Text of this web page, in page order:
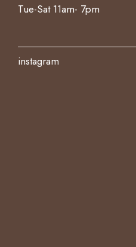
Tue-Sat 11am- 7pm
instagram